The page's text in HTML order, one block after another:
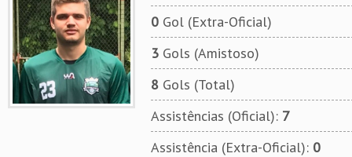
0Gol (Extra-Oficial)
3Gols (Amistoso)
8Gols (Total)
Assistências (Oficial): 7
Assistência (Extra-Oficial): 0